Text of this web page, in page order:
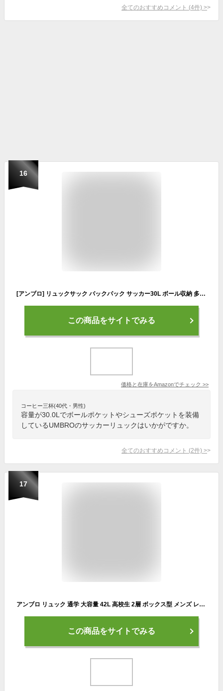
全てのおすすめコメント (4件) >
16
[アンブロ] リュックサック バックパック サッカー30L ボール収納 多機能ポケット シューズクローゼット キッズ ジュニア メンズ BKML(ロゴ大)
この商品をサイトでみる
価格と在庫をAmazonでチェック >>
コーヒー三杯(40代・男性)
容量が30.0Lでボールポケットやシューズポケットを装備
しているUMBROのサッカーリュックはいかがですか。
全てのおすすめコメント (2件) >
17
アンブロ リュック 通学 大容量 42L 高校生 2層 ボックス型 メンズ レディース UMBRO BESWICK スクエア 70571 バックパック リュックサック スポーツバッグ デイパック ブランド 通勤 部活 サッカー 旅行 クラブ 学生 男性 かっこいい 学校 合宿
この商品をサイトでみる